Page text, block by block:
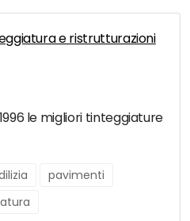
e ristrutturazioni
le migliori tinteggiature
pavimenti